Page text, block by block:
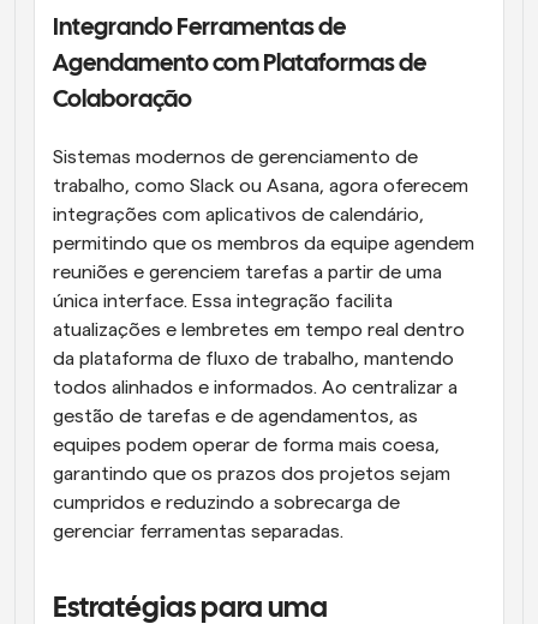
Integrando Ferramentas de
Agendamento com Plataformas de
Colaboração
Sistemas modernos de gerenciamento de
trabalho, como Slack ou Asana, agora oferecem
integrações com aplicativos de calendário,
permitindo que os membros da equipe agendem
reuniões e gerenciem tarefas a partir de uma
única interface. Essa integração facilita
atualizações e lembretes em tempo real dentro
da plataforma de fluxo de trabalho, mantendo
todos alinhados e informados. Ao centralizar a
gestão de tarefas e de agendamentos, as
equipes podem operar de forma mais coesa,
garantindo que os prazos dos projetos sejam
cumpridos e reduzindo a sobrecarga de
gerenciar ferramentas separadas.
Estratégias para uma